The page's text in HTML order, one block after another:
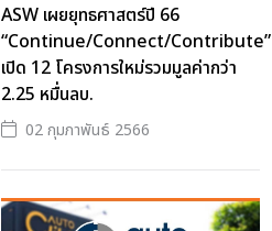
ASW เผยยุทธศาสตร์ปี 66
“Continue/Connect/Contribute”
เปิด 12 โครงการใหม่รวมมูลค่ากว่า
2.25 หมื่นลบ.
02 กุมภาพันธ์ 2566